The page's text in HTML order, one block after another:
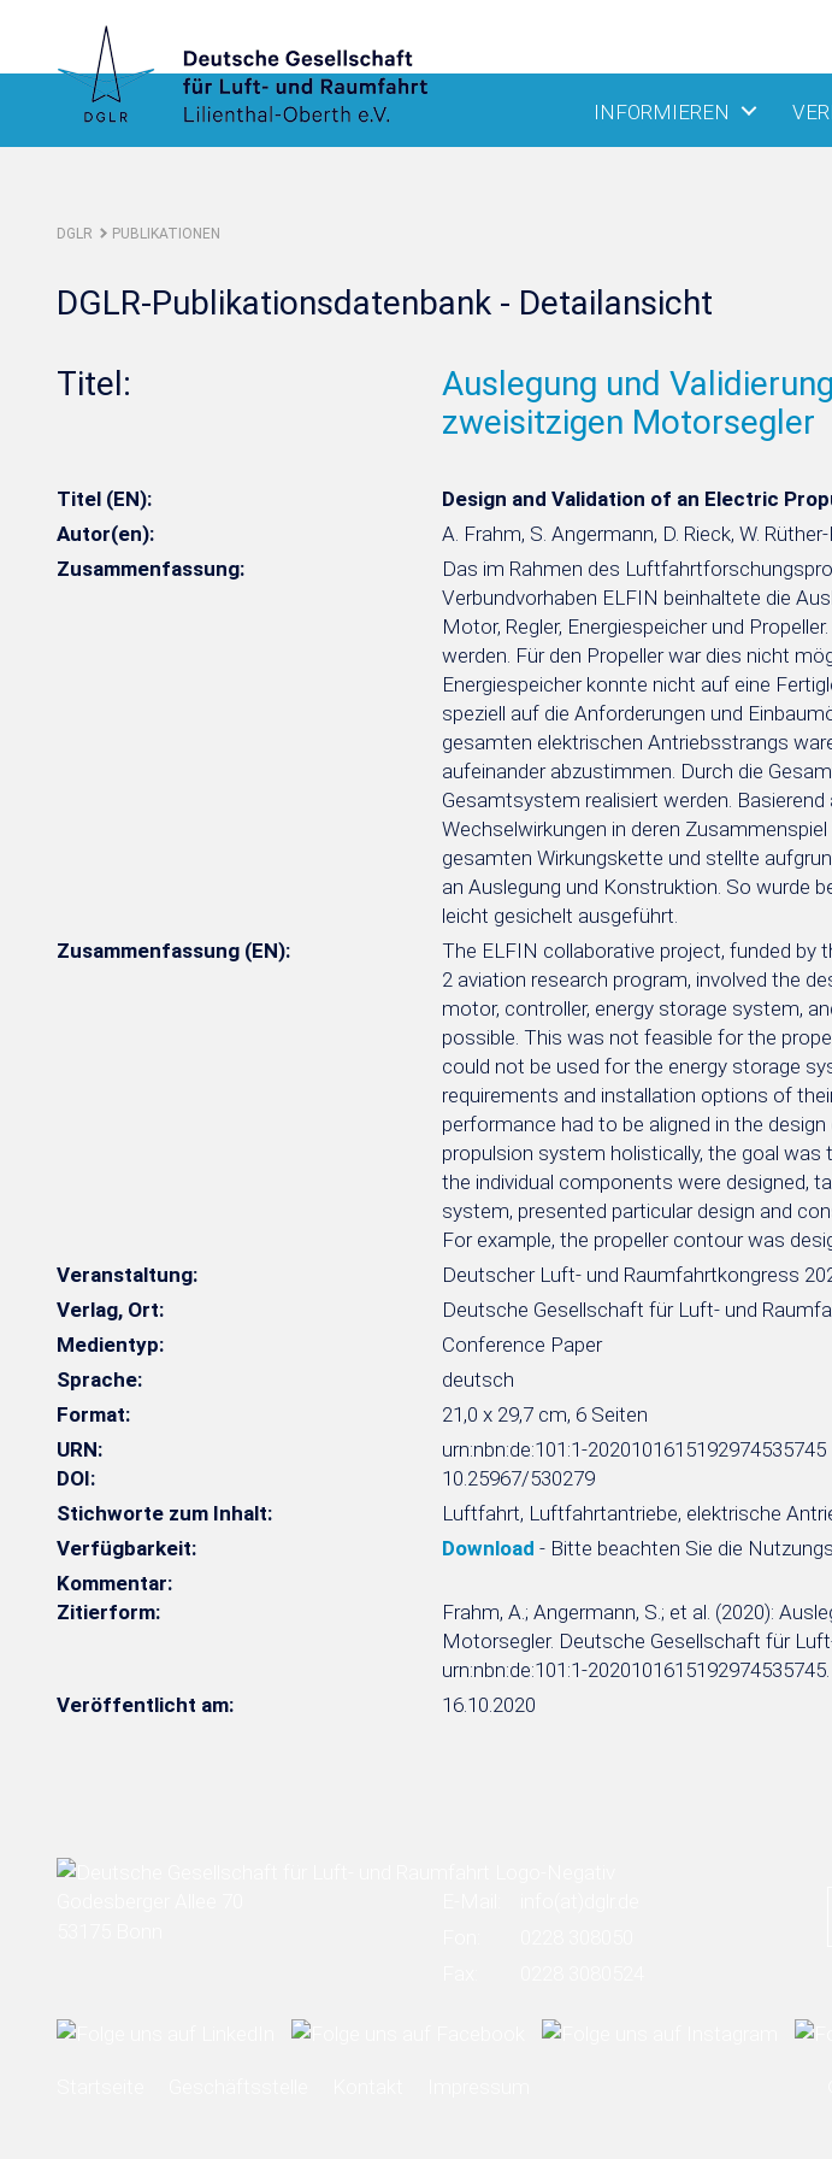
INFORMIEREN
DGLR PUBLIKATIONEN
DGLR-Publikationsdatenbank - Detailansicht
Titel:
Auslegung und
zweisitzigen Motorsegler
Titel (EN):
Design and Validation of an Electric
Autor(en):
A. Frahm, S. Angermann, D. Rieck, W.
Zusammenfassung:
Das im Rahmen des
Verbundvorhaben ELFIN beinhaltete die
Motor, Regler, Energiespeicher und
werden. Für den Propeller war dies nicht
Energiespeicher konnte nicht auf eine
speziell auf die Anforderungen und
gesamten elektrischen Antriebsstrangs
aufeinander abzustimmen. Durch die
Gesamtsystem realisiert werden.
Wechselwirkungen in deren
gesamten Wirkungskette und stellte
an Auslegung und Konstruktion. So wurde
leicht gesichelt ausgeführt.
Zusammenfassung (EN):
The ELFIN collaborative project, funded by
2 aviation research program, involved the
motor, controller, energy storage system,
possible. This was not feasible for the
could not be used for the energy storage
requirements and installation options of
performance had to be aligned in the
propulsion system holistically, the goal
the individual components were designed,
system, presented particular design and
For example, the propeller contour was
Veranstaltung:
Deutscher Luft- und Raumfahrtkongress
Verlag, Ort:
Deutsche Gesellschaft für Luft- und
Medientyp:
Conference Paper
Sprache:
deutsch
Format:
21,0 x 29,7 cm, 6 Seiten
URN:
urn:nbn:de:101:1-2020101615192974535745
DOI:
10.25967/530279
Stichworte zum Inhalt:
Luftfahrt, Luftfahrtantriebe, elektrische
Verfügbarkeit:
Download - Bitte beachten Sie die
Kommentar:
Zitierform:
Frahm, A.; Angermann, S.; et al. (2020):
Motorsegler. Deutsche Gesellschaft für
urn:nbn:de:101:1-2020101615192974535745.
Veröffentlicht am:
16.10.2020